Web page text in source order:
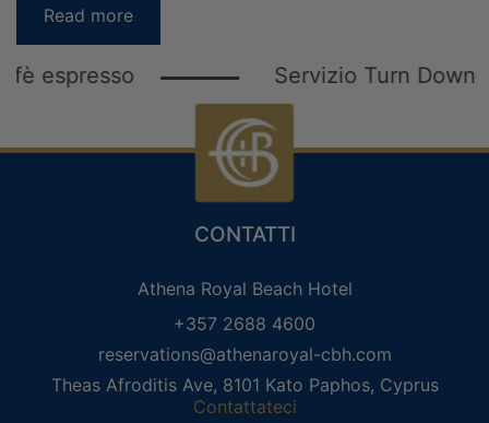
Read more
Servizio Turn Down
CONTATTI
Αthena Royal Beach Hotel
+357 2688 4600
reservations@athenaroyal-cbh.com
Theas Afroditis Ave, 8101 Kato Paphos, Cyprus
Contattateci